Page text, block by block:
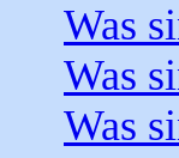
Was
Was
Was